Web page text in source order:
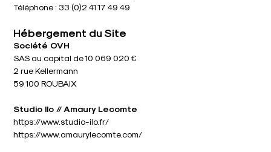
Téléphone : 33 (0)2 41 17 49 49
Hébergement du Site
Société OVH
SAS au capital de 10 069 020 €
2 rue Kellermann
59 100 ROUBAIX
Studio Ilo // Amaury Lecomte
https://www.studio-ilo.fr/
https://www.amaurylecomte.com/